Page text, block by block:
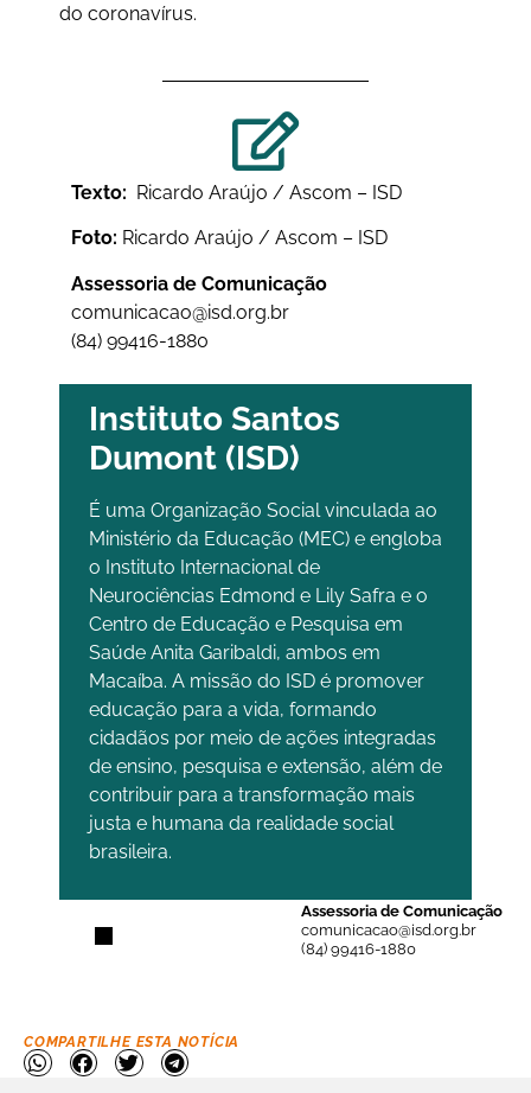
do coronavírus.
Texto: Ricardo Araújo / Ascom – ISD
Foto: Ricardo Araújo / Ascom – ISD
Assessoria de Comunicação
comunicacao@isd.org.br
(84) 99416-1880
Instituto Santos
Dumont (ISD)
É uma Organização Social vinculada ao
Ministério da Educação (MEC) e engloba
o Instituto Internacional de
Neurociências Edmond e Lily Safra e o
Centro de Educação e Pesquisa em
Saúde Anita Garibaldi, ambos em
Macaíba. A missão do ISD é promover
educação para a vida, formando
cidadãos por meio de ações integradas
de ensino, pesquisa e extensão, além de
contribuir para a transformação mais
justa e humana da realidade social
brasileira.
Assessoria de Comunicação
comunicacao@isd.org.br
(84) 99416-1880
COMPARTILHE ESTA NOTÍCIA